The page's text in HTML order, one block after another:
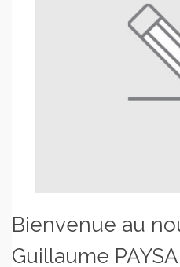
Bienvenue au
Guillaume